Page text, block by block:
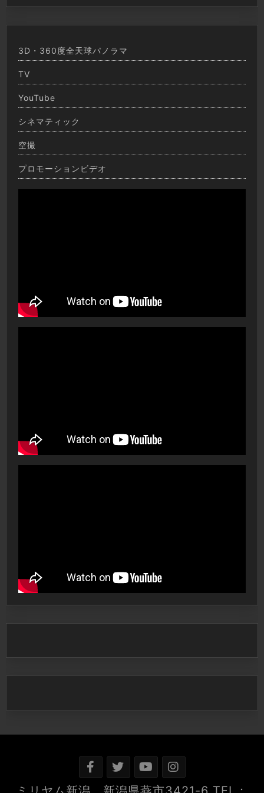
3D・360度全天球パノラマ
TV
YouTube
シネマティック
空撮
プロモーションビデオ